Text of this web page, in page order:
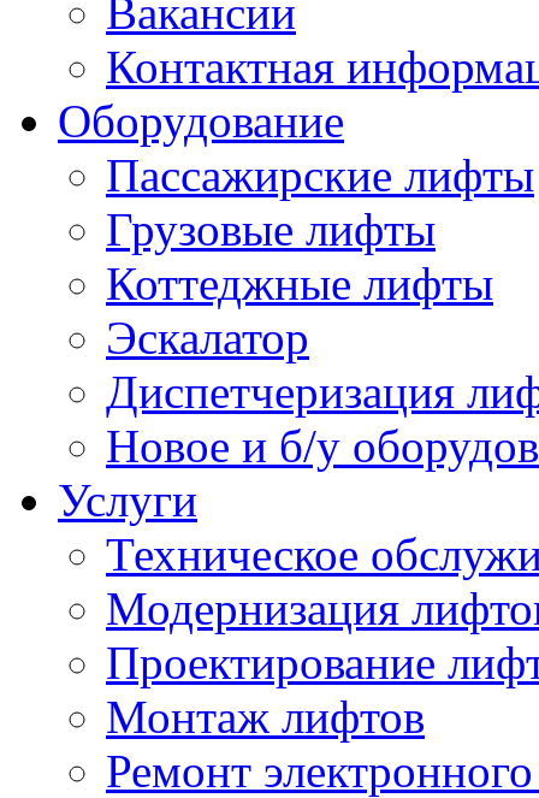
Вакансии
Контактная
Оборудование
Пассажирские лифты
Грузовые лифты
Коттеджные лифты
Эскалатор
Диспетчеризация
Новое и б/у
Услуги
Техническое
Модернизация
Проектирование
Монтаж лифтов
Ремонт